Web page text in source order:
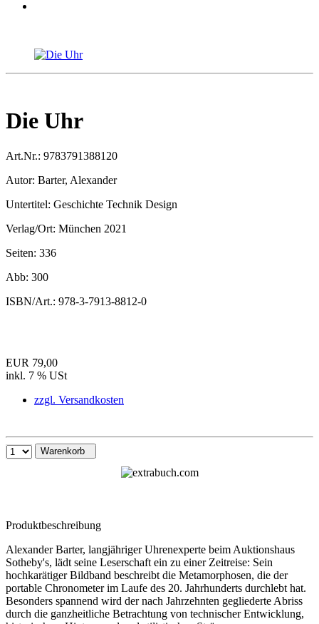
Die Uhr
Art.Nr.: 9783791388120
Autor: Barter, Alexander
Untertitel: Geschichte Technik Design
Verlag/Ort: München 2021
Seiten: 336
Abb: 300
ISBN/Art.: 978-3-7913-8812-0
EUR 79,00
inkl. 7 % USt
zzgl. Versandkosten
Warenkorb
Produktbeschreibung
Alexander Barter, langjähriger Uhrenexperte beim Auktionshaus
Sotheby's, lädt seine Leserschaft ein zu einer Zeitreise: Sein
hochkarätiger Bildband beschreibt die Metamorphosen, die der
portable Chronometer im Laufe des 20. Jahrhunderts durchlebt hat.
Besonders spannend wird der nach Jahrzehnten gegliederte Abriss
durch die ganzheitliche Betrachtung von technischer Entwicklung,